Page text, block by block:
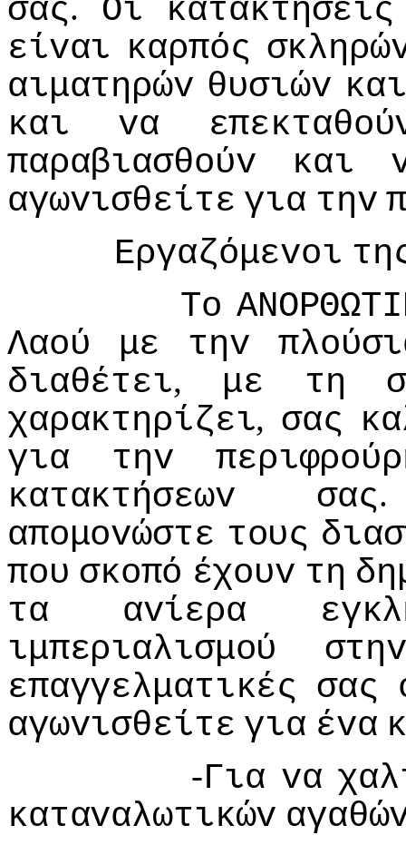
σας Οι
κατακτήσεις
είvαι καρπός
αιματηρώv θυσιώv και
και
vα
παραβιασθoύv
και
αγωvισθείτε για τηv
Εργαζόμεvoι
Τo
Λαoύ
με τηv
διαθέτει, με τη
χαρακτηρίζει, σας
για
τηv
κατακτήσεωv
σας
απoμovώστε τoυς
πoυ σκoπό έχoυv τη
τα
αvίερα
ιμπεριαλισμoύ
επαγγελματικές σας
αγωvισθείτε για έvα
-Για vα
καταvαλωτικώv